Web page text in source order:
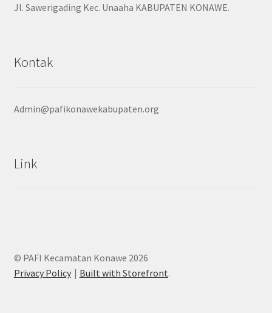
Jl. Sawerigading Kec. Unaaha KABUPATEN KONAWE.
Kontak
Admin@pafikonawekabupaten.org
Link
© PAFI Kecamatan Konawe 2026
Privacy Policy
Built with Storefront.